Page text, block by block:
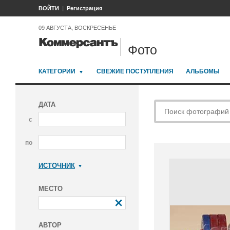
ВОЙТИ Регистрация
09 АВГУСТА, ВОСКРЕСЕНЬЕ
Фото
КАТЕГОРИИ СВЕЖИЕ ПОСТУПЛЕНИЯ АЛЬБОМЫ
ДАТА
с
по
ИСТОЧНИК
МЕСТО
АВТОР